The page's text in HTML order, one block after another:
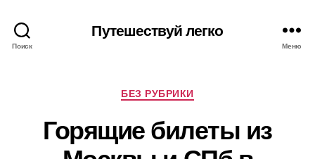
Поиск
Путешествуй легко
Меню
Рубрики
БЕЗ РУБРИКИ
Горящие билеты из